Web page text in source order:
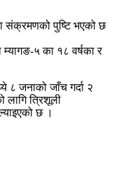
संक्रमणको पुष्टि भएको छ
५ का १८ वर्षका र
८ जनाको जाँच गर्दा २
लागि त्रिशूली
छ ।